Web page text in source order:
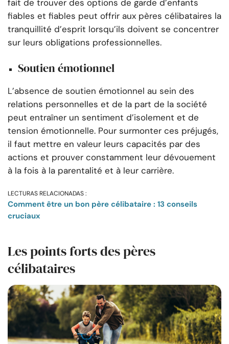
fait de trouver des options de garde d’enfants
fiables et fiables peut offrir aux pères célibataires la
tranquillité d’esprit lorsqu’ils doivent se concentrer
sur leurs obligations professionnelles.
Soutien émotionnel
L’absence de soutien émotionnel au sein des
relations personnelles et de la part de la société
peut entraîner un sentiment d’isolement et de
tension émotionnelle. Pour surmonter ces préjugés,
il faut mettre en valeur leurs capacités par des
actions et prouver constamment leur dévouement
à la fois à la parentalité et à leur carrière.
LECTURAS RELACIONADAS :
Comment être un bon père célibataire : 13 conseils
cruciaux
Les points forts des pères
célibataires